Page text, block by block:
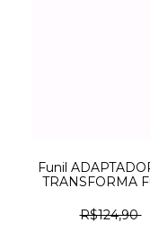
Funil
TRANSFORMA
R$124,90